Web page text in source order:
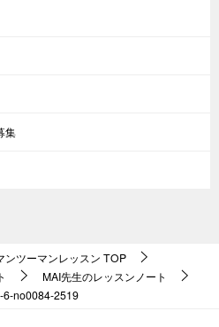
集
ンツーマンレッスン TOP
MAI先生のレッスンノート
6-no0084-2519